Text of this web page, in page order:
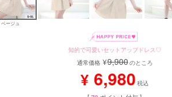
ベージュ
知的で可愛いセットアップドレス♡
通常価格 ¥9,900のところ
¥ 6,980 税込